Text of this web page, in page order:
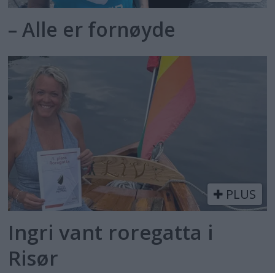
– Alle er fornøyde
PLUS
Ingri vant roregatta i
Risør